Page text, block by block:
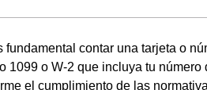
fundamental contar una tarjeta o
1099 o W-2 que incluya tu número
el cumplimiento de las